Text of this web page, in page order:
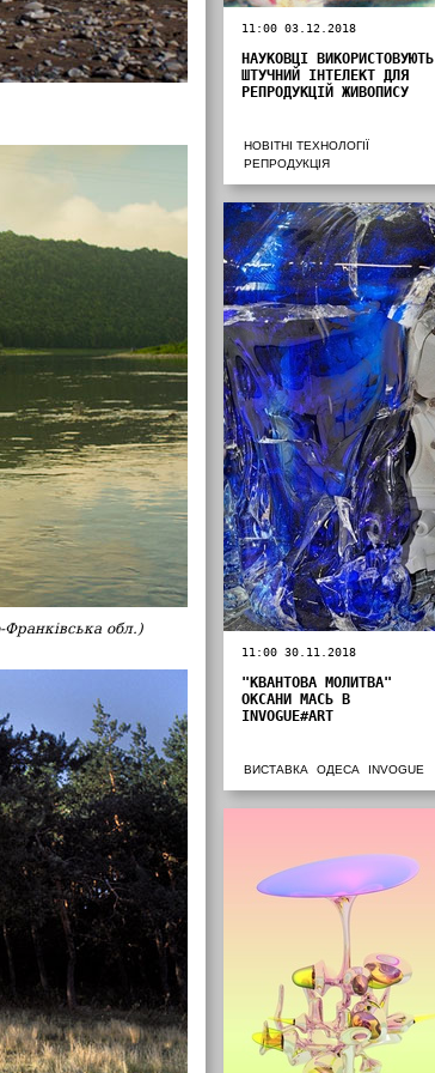
обл.)
11:00 03.12.2018
НАУКОВЦІ ВИКОРИСТОВУЮТЬ
ШТУЧНИЙ ІНТЕЛЕКТ ДЛЯ
РЕПРОДУКЦІЙ ЖИВОПИСУ
НОВІТНІ ТЕХНОЛОГІЇ
РЕПРОДУКЦІЯ
11:00 30.11.2018
"КВАНТОВА МОЛИТВА"
ОКСАНИ МАСЬ В
INVOGUE#ART
ВИСТАВКА ОДЕСА INVOGUE